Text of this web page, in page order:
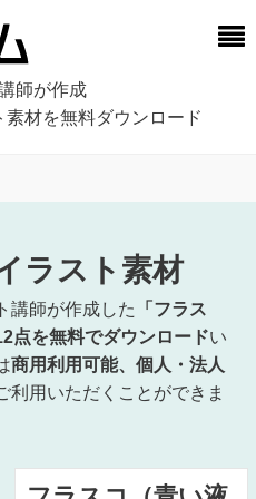
師が作成
材を無料ダウンロード
ラスト素材
講師が作成した
「フラス
点を無料でダウンロードい
商用利用可能、個人・法人
利用いただくことができま